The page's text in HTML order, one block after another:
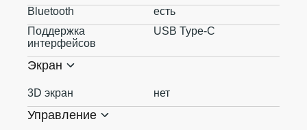
Bluetooth
есть
Поддержка
интерфейсов
USB Type-C
Экран
3D экран нет
Управление